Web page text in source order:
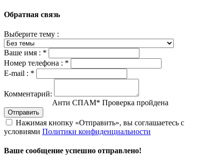
Обратная связь
Выберите тему :
Ваше имя : *
Номер телефона : *
E-mail : *
Комментарий:
Анти СПАМ* Проверка пройдена
Отправить
Нажимая кнопку «Отправить», вы соглашаетесь с
условиями Политики конфиденциальности
Ваше сообщение успешно отправлено!